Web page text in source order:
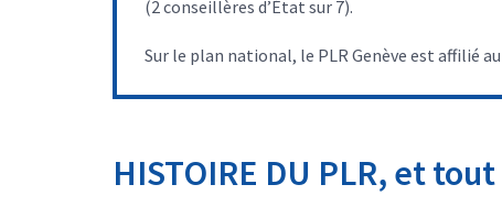
(2 conseillères d’État sur 7).
Sur le plan national, le PLR Genève est affilié au
HISTOIRE DU PLR, et